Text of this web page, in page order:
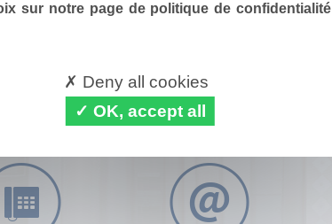
sur notre page de politique de confidentialité
Deny all cookies
OK, accept all